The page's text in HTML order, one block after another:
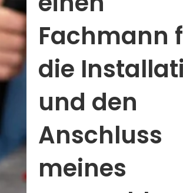
Fachmann
die
und den
Anschluss
meines